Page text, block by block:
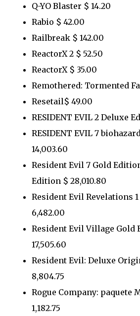
Q-YO Blaster $ 14.20
Rabio $ 42.00
Railbreak $ 142.00
ReactorX 2 $ 52.50
ReactorX $ 35.00
Remothered: Tormented
Resetail$ 49.00
RESIDENT EVIL 2 Deluxe
RESIDENT EVIL 7
14,003.60
Resident Evil 7 Gold
Edition $ 28,010.80
Resident Evil Revelations
6,482.00
Resident Evil Village Gold
17,505.60
Resident Evil: Deluxe
8,804.75
Rogue Company: paquete
1,182.75